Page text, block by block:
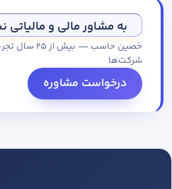
به مشاور مالی و مالیاتی
حَصین حاسب —
شرکت‌ها
درخواست مشاوره